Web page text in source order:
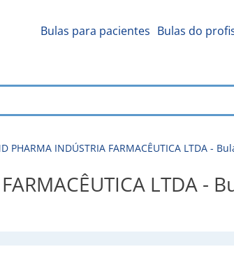
Bulas para pacientes Bulas do
PHARMA INDÚSTRIA FARMACÊUTICA LTDA -
LTDA -